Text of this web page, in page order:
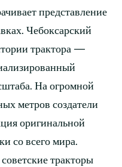
представление
Чебоксарский
трактора —
На огромной
метров создатели
оригинальной
со всего мира.
тракторы